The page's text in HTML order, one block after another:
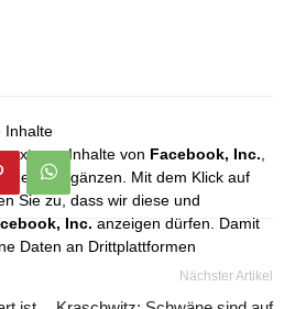
Inhalte
externe Inhalte von Facebook, Inc.
ergänzen. Mit dem Klick auf
Sie zu, dass wir diese und
Inc. anzeigen dürfen. Damit
Daten an Drittplattformen
Nächster Artikel